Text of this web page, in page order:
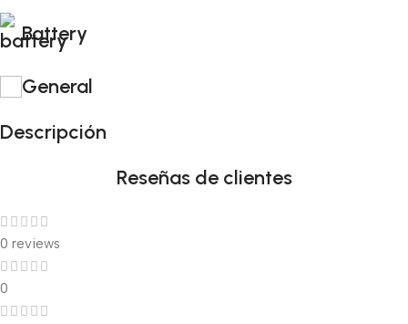
Battery
General
Descripción
Reseñas de clientes
0 reviews
0